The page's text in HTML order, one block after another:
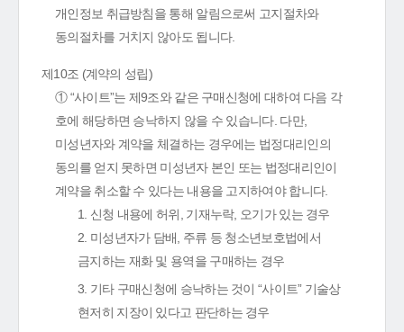
개인정보 취급방침을 통해 알림으로써 고지절차와
동의절차를 거치지 않아도 됩니다.
제10조 (계약의 성립)
① “사이트”는 제9조와 같은 구매신청에 대하여 다음 각
호에 해당하면 승낙하지 않을 수 있습니다. 다만,
미성년자와 계약을 체결하는 경우에는 법정대리인의
동의를 얻지 못하면 미성년자 본인 또는 법정대리인이
계약을 취소할 수 있다는 내용을 고지하여야 합니다.
1. 신청 내용에 허위, 기재누락, 오기가 있는 경우
2. 미성년자가 담배, 주류 등 청소년보호법에서
금지하는 재화 및 용역을 구매하는 경우
3. 기타 구매신청에 승낙하는 것이 “사이트” 기술상
현저히 지장이 있다고 판단하는 경우